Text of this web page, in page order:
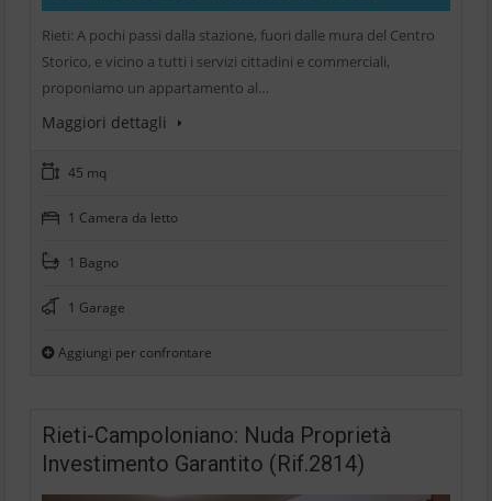
Rieti: A pochi passi dalla stazione, fuori dalle mura del Centro
Storico, e vicino a tutti i servizi cittadini e commerciali,
proponiamo un appartamento al…
Maggiori dettagli
45 mq
1 Camera da letto
1 Bagno
1 Garage
Aggiungi per confrontare
Rieti-Campoloniano: Nuda Proprietà
Investimento Garantito (Rif.2814)